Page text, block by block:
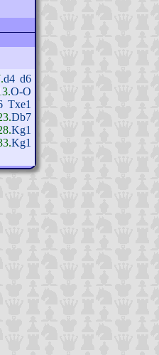
d4 d6
O-O
Txe1
Db7
Kg1
Kg1